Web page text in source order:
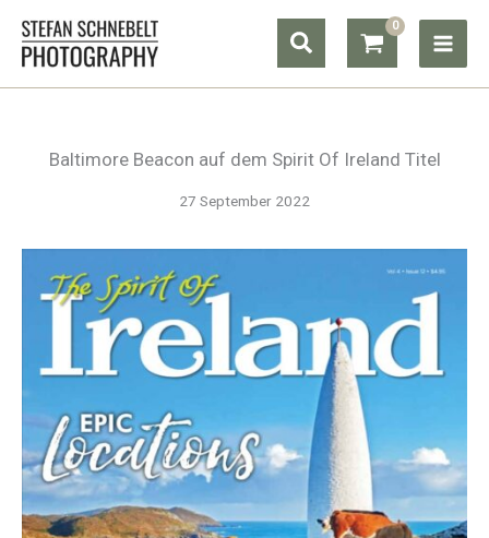
Zum
Inhalt
Suchen
Baltimore Beacon auf dem Spirit Of Ireland Titel
27 September 2022